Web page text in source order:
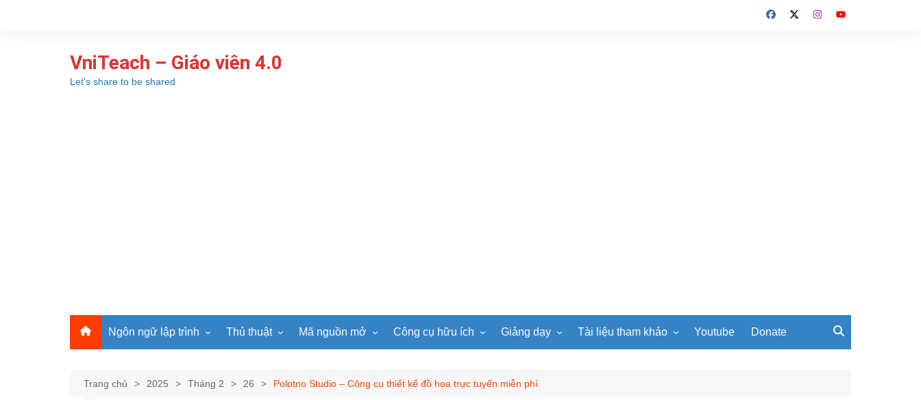
VniTeach – Giáo viên 4.0
Let's share to be shared
Ngôn ngữ lập trình
Lập trình C
Thủ thuật
Microsoft Excel
Windows
Mã nguồn mở
Joomla
Công cụ hữu ích
Lật mảnh ghép
Giảng dạy
Toán học
Tài liệu tham khảo Youtube Donate
Trang chủ 2025 Tháng 2 26 Polotno Studio – Công cụ thiết kế đồ họa trực tuyến miễn phí